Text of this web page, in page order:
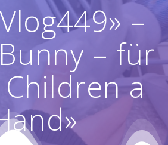
–
– für
Children a